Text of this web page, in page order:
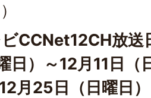
CCNet12CH放送
日）～12月11日（
月25日（日曜日）